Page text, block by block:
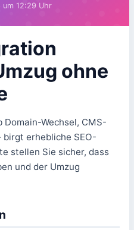
um 12:29 Uhr
ohne
Wechsel, CMS-
erhebliche SEO-
stellen Sie sicher, dass
und der Umzug